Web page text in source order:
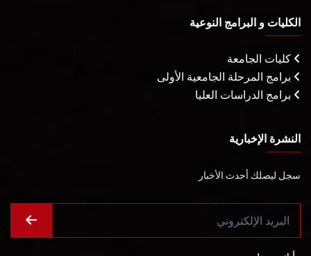
الكليات و البرامج النوعية
كليات الجامعة
برامج المرحلة الجامعية الأولى
برامج الدراسات العليا
النشرة الإخبارية
سجل ليصلك أحدث الأخبار